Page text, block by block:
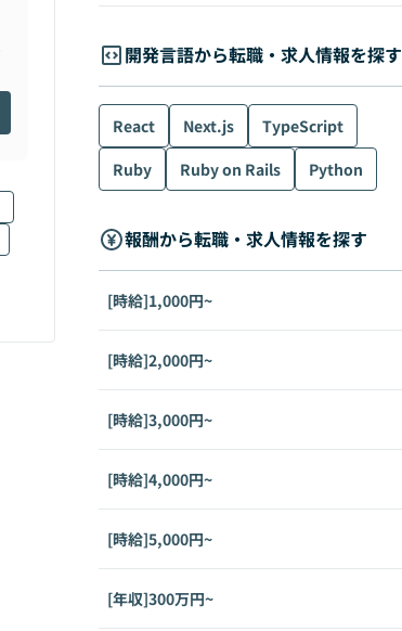
開発言語から転職・求人情報を探す
React Next.js
TypeScript
Ruby
Ruby on Rails Python
報酬から転職・求人情報を探す
[時給]1,000円~
[時給]2,000円~
[時給]3,000円~
[時給]4,000円~
[時給]5,000円~
[年収]300万円~